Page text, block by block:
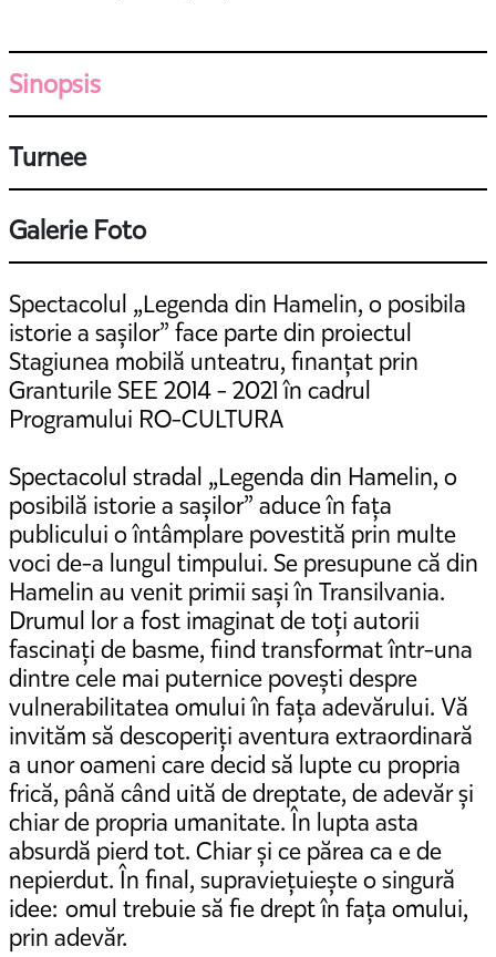
Sinopsis
Turnee
Galerie Foto
Spectacolul „Legenda din Hamelin, o posibila
istorie a sașilor” face parte din proiectul
Stagiunea mobilă unteatru, finanțat prin
Granturile SEE 2014 - 2021 în cadrul
Programului RO-CULTURA
Spectacolul stradal „Legenda din Hamelin, o
posibilă istorie a sașilor” aduce în fața
publicului o întâmplare povestită prin multe
voci de-a lungul timpului. Se presupune că din
Hamelin au venit primii sași în Transilvania.
Drumul lor a fost imaginat de toți autorii
fascinați de basme, fiind transformat într-una
dintre cele mai puternice povești despre
vulnerabilitatea omului în fața adevărului. Vă
invităm să descoperiți aventura extraordinară
a unor oameni care decid să lupte cu propria
frică, până când uită de dreptate, de adevăr și
chiar de propria umanitate. În lupta asta
absurdă pierd tot. Chiar și ce părea ca e de
nepierdut. În final, supraviețuiește o singură
idee: omul trebuie să fie drept în fața omului,
prin adevăr.